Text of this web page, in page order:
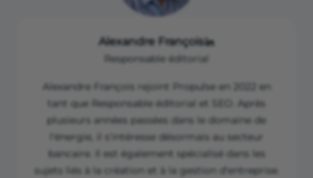
Alexandre François
Responsable éditorial
Alexandre François rejoint Propulse en 2022 en
tant que Responsable éditorial et SEO. Après
plusieurs années passées dans le domaine de
l'énergie, il s'intéresse désormais au secteur
bancaire. Il est également spécialisé dans les
sujets liés à la création et à la gestion d'entreprise.